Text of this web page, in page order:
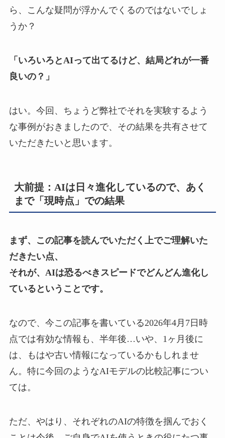
ら、こんな疑問が浮かんでくるのではないでしょ
うか？
「いろいろとAIって出てるけど、結局どれが一番
良いの？」
はい。今回、ちょうど弊社でそれを実験するよう
な事例がおきましたので、その結果を共有させて
いただきたいと思います。
大前提：AIは日々進化しているので、あく
まで「現時点」での結果
まず、この記事を読んでいただく上でご理解いた
だきたい点、
それが、AIは恐るべきスピードでどんどん進化し
ているということです。
なので、今この記事を書いている2026年4月7日時
点では有効な情報も、半年後…いや、1ヶ月後に
は、もはや古い情報になっているかもしれませ
ん。特に今回のようなAIモデルの比較記事につい
ては。
ただ、やはり、それぞれのAIの特徴を掴んでおく